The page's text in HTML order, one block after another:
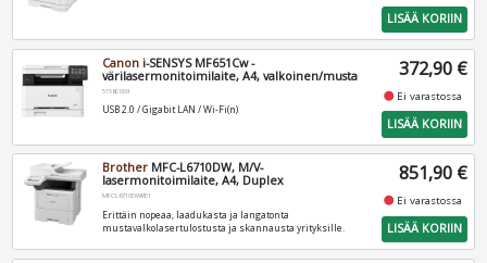
LISÄÄ KORIIN
Canon i-SENSYS MF651Cw -
värilasermonitoimilaite, A4, valkoinen/musta
5158C009
USB 2.0 / Gigabit LAN / Wi-Fi(n)
372,90 €
fiber_manual_record Ei varastossa
LISÄÄ KORIIN
Brother MFC-L6710DW, M/V-
lasermonitoimilaite, A4, Duplex
MFCL6710DWRE1
Erittäin nopeaa, laadukasta ja langatonta
mustavalkolasertulostusta ja skannausta yrityksille.
851,90 €
fiber_manual_record Ei varastossa
LISÄÄ KORIIN